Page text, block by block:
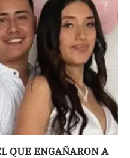
QUE ENGAÑARON A